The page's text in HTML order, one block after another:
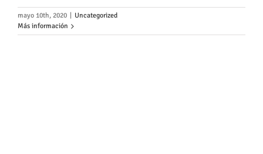
mayo 10th, 2020
Uncategorized
Más información